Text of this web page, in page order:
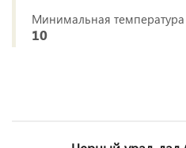
Минимальная температура
10